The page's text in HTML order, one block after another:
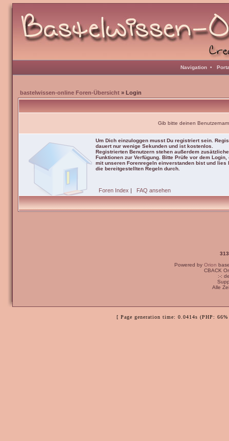
Navigation •
bastelwissen-online Foren-Übersicht » Login
Gib bitte deinen
Um Dich einzuloggen musst Du registriert sein.
dauert nur wenige Sekunden und ist kostenlos.
Registrierten Benutzern stehen außerdem zusätzliche
Funktionen zur Verfügung. Bitte Prüfe vor dem Login,
mit unseren Forenregeln einverstanden bist und lies
die bereitgestellten Regeln durch.
Foren Index | FAQ ansehen
Powered by Orion
CBACK
:-:
Alle
[ Page generation time: 0.0414s (PHP: